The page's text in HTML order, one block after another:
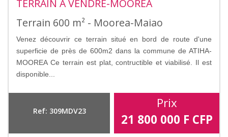
TERRAIN À VENDRE-MOOREA
Terrain 600 m² - Moorea-Maiao
Venez découvrir ce terrain situé en bord de route d'une
superficie de près de 600m2 dans la commune de ATIHA-
MOOREA Ce terrain est plat, contructible et viabilisé. Il est
disponible...
Ref: 309MDV23
Prix
21 800 000 F CFP